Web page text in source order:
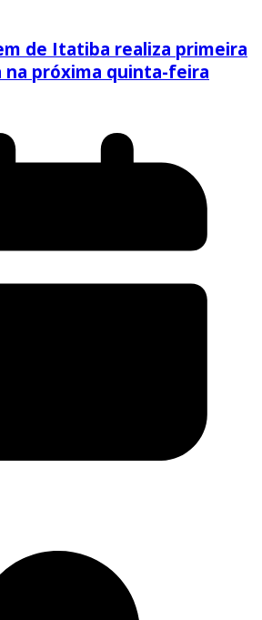
de Itatiba realiza primeira
na próxima quinta-feira